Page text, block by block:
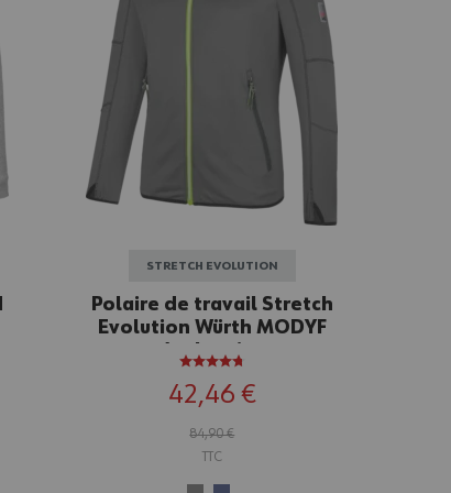
STRETCH EVOLUTION
Polaire de travail Stretch
Evolution Würth MODYF
Anthracite
42,46 €
84,90 €
TTC